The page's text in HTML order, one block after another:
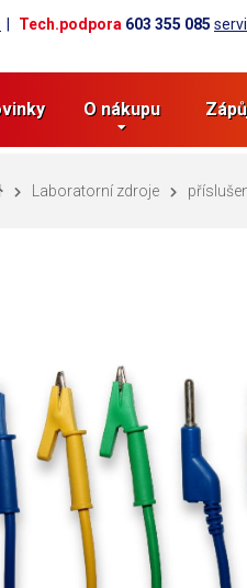
Tech.podpora 603 355 085
O nákupu
Laboratorní zdroje